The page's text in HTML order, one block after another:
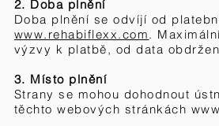
​2. Doba plnění
Doba plnění se odvíjí od
www.rehabiflexx.com.
výzvy k platbě, od data
3. Místo plnění
Strany se mohou dohodnout
těchto webových stránkách